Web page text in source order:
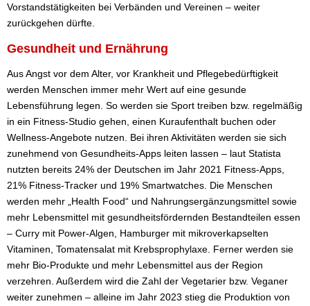
Vorstandstätigkeiten bei Verbänden und Vereinen – weiter
zurückgehen dürfte.
Gesundheit und Ernährung
Aus Angst vor dem Alter, vor Krankheit und Pflegebedürftigkeit
werden Menschen immer mehr Wert auf eine gesunde
Lebensführung legen. So werden sie Sport treiben bzw. regelmäßig
in ein Fitness-Studio gehen, einen Kuraufenthalt buchen oder
Wellness-Angebote nutzen. Bei ihren Aktivitäten werden sie sich
zunehmend von Gesundheits-Apps leiten lassen – laut Statista
nutzten bereits 24% der Deutschen im Jahr 2021 Fitness-Apps,
21% Fitness-Tracker und 19% Smartwatches. Die Menschen
werden mehr „Health Food“ und Nahrungsergänzungsmittel sowie
mehr Lebensmittel mit gesundheitsfördernden Bestandteilen essen
– Curry mit Power-Algen, Hamburger mit mikroverkapselten
Vitaminen, Tomatensalat mit Krebsprophylaxe. Ferner werden sie
mehr Bio-Produkte und mehr Lebensmittel aus der Region
verzehren. Außerdem wird die Zahl der Vegetarier bzw. Veganer
weiter zunehmen – alleine im Jahr 2023 stieg die Produktion von